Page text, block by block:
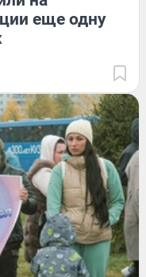
еще одну